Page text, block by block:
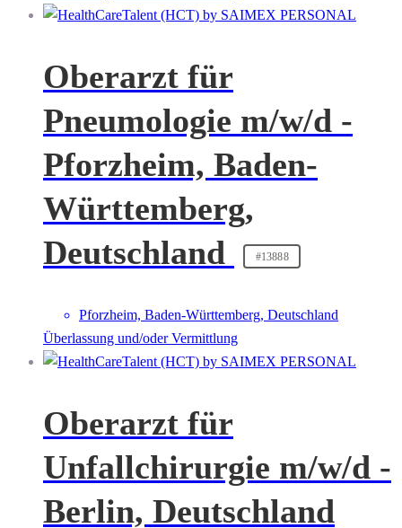
Oberarzt für
Pneumologie m/w/d -
Pforzheim, Baden-
Württemberg,
Deutschland
#13888
Pforzheim, Baden-Württemberg, Deutschland
Überlassung und/oder Vermittlung
Oberarzt für
Unfallchirurgie m/w/d -
Berlin, Deutschland